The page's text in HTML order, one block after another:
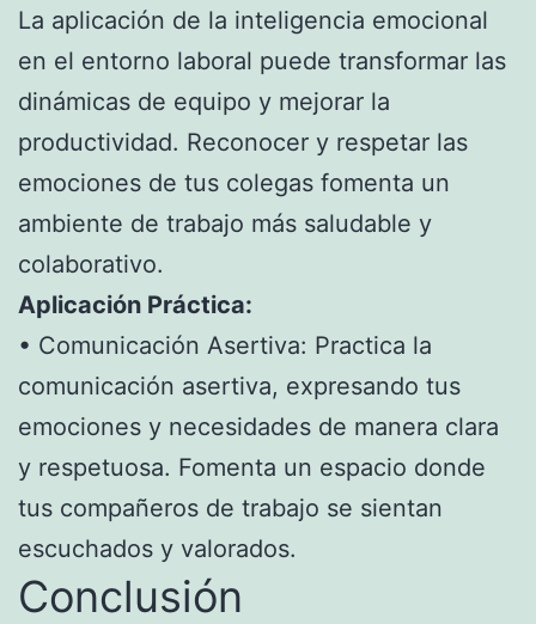
La aplicación de la inteligencia emocional
en el entorno laboral puede transformar las
dinámicas de equipo y mejorar la
productividad. Reconocer y respetar las
emociones de tus colegas fomenta un
ambiente de trabajo más saludable y
colaborativo.
Aplicación Práctica:
• Comunicación Asertiva: Practica la
comunicación asertiva, expresando tus
emociones y necesidades de manera clara
y respetuosa. Fomenta un espacio donde
tus compañeros de trabajo se sientan
escuchados y valorados.
Conclusión